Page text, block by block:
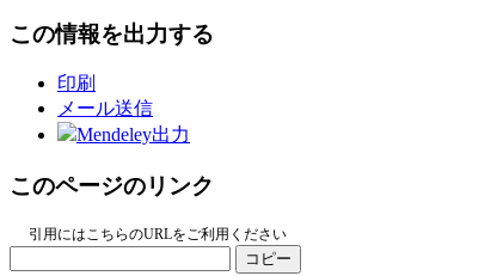
この情報を出力する
印刷
メール送信
Mendeley出力
このページのリンク
引用にはこちらのURLをご利用ください
コピー